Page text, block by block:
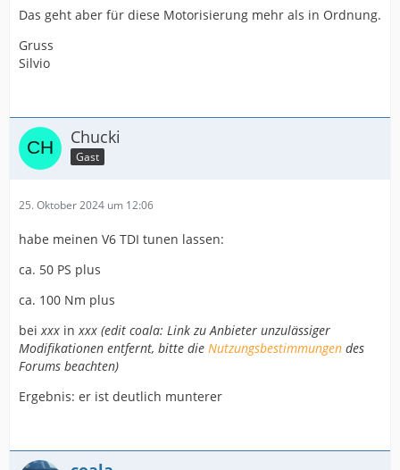
Das geht aber für diese Motorisierung mehr als in Ordnung.
Gruss
Silvio
Chucki
Gast
25. Oktober 2024 um 12:06
habe meinen V6 TDI tunen lassen:
ca. 50 PS plus
ca. 100 Nm plus
bei xxx in xxx (edit coala: Link zu Anbieter unzulässiger
Modifikationen entfernt, bitte die Nutzungsbestimmungen des
Forums beachten)
Ergebnis: er ist deutlich munterer